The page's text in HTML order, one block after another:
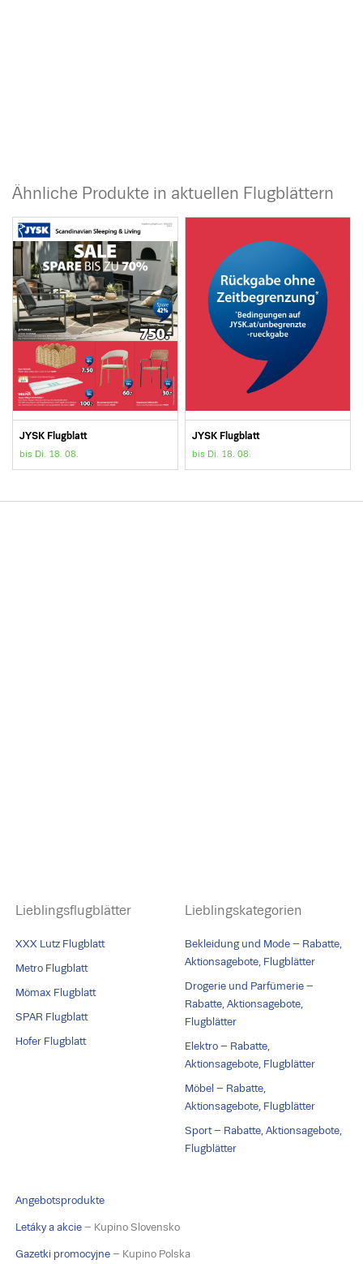
Ähnliche Produkte in aktuellen Flugblättern
JYSK Flugblatt
bis Di. 18. 08.
JYSK Flugblatt
bis Di. 18. 08.
Lieblingsflugblätter
XXX Lutz Flugblatt
Metro Flugblatt
Mömax Flugblatt
SPAR Flugblatt
Hofer Flugblatt
Lieblingskategorien
Bekleidung und Mode – Rabatte,
Aktionsagebote, Flugblätter
Drogerie und Parfümerie –
Rabatte, Aktionsagebote,
Flugblätter
Elektro – Rabatte,
Aktionsagebote, Flugblätter
Möbel – Rabatte,
Aktionsagebote, Flugblätter
Sport – Rabatte, Aktionsagebote,
Flugblätter
Angebotsprodukte
Letáky a akcie – Kupino Slovensko
Gazetki promocyjne – Kupino Polska